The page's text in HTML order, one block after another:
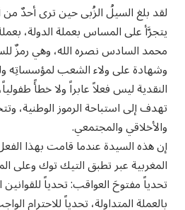
لقد بلغ السيلُ الزُبى حين ترى أحدٌ من
يتجرَّأ على المساس بعملة الدولة،
محمد السادس نصره الله، وهي رمزٌ
وشهادة على ولاء الشعب لمؤسساتِه
النقدية ليس فعلاً عابراً ولا خطأً
تهدف إلى استباحة الرموز الوطنية،
والأخلاقي والمجتمعي.
إن هذه السيدة عندما قامت بهذا
المغربية عبر تطبق التيك توك وعلى
تحدياً مفتوحَ العواقب: تحدياً
بالعملة المتداولة، تحدياً للاحترام